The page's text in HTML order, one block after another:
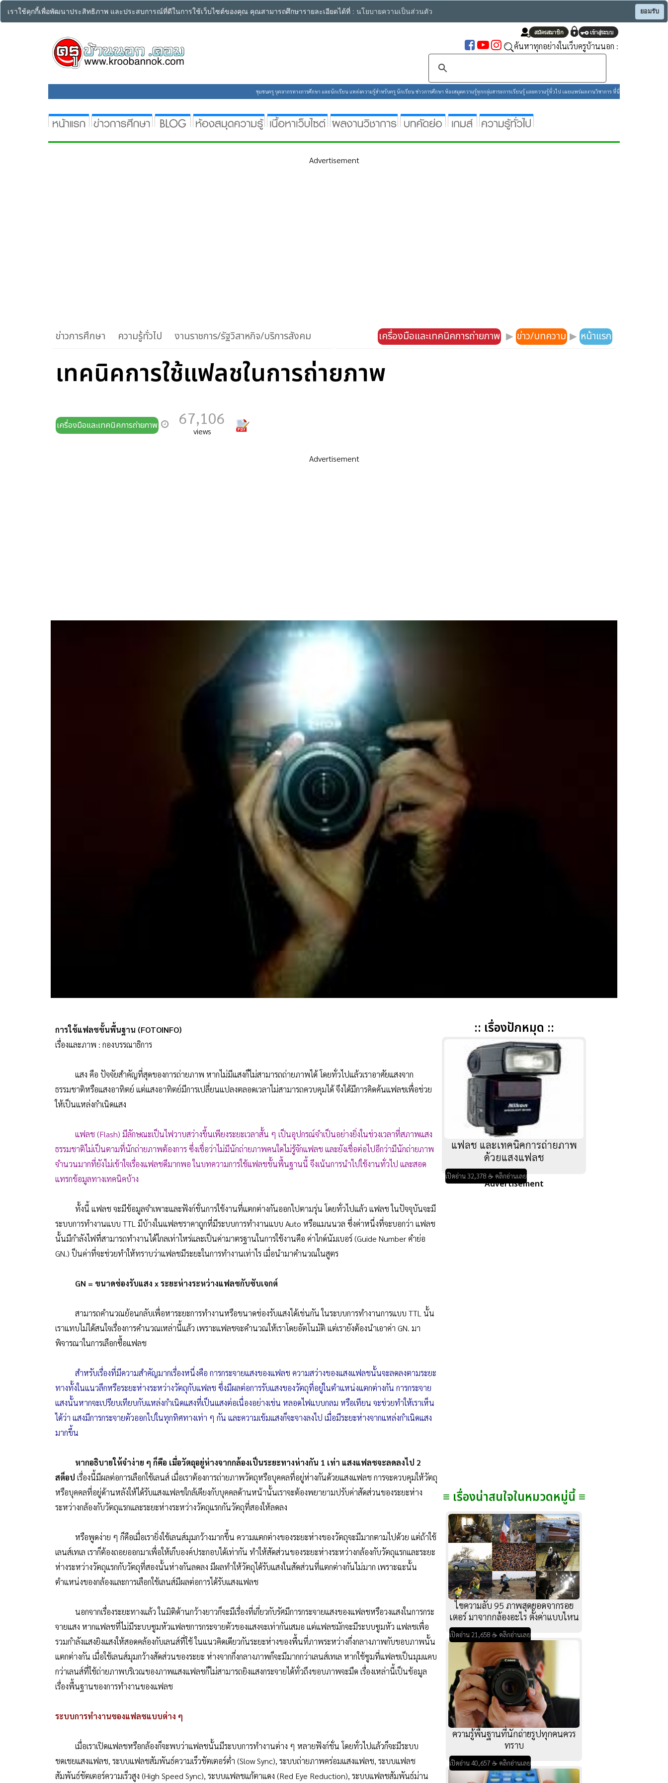
เราใช้คุกกี้เพื่อพัฒนาประสิทธิภาพ และประสบการณ์ที่ดีในการใช้เว็บไซต์ของคุณ คุณสามารถศึกษารายละเอียดได้ที่ : นโยบายความเป็นส่วนตัว ยอมรับ
ค้นหาทุกอย่างในเว็บครูบ้านนอก :
ชุมชนครู บุคลากรทางการศึกษา และนักเรียน แหล่งความรู้สำหรับครู นักเรียน ข่าวการศึกษา ห้องสมุดความรู้ทุกกลุ่มสาระการเรียนรู้ และความรู้ทั่วไป เผยแพร่ผลงานวิชาการ ที่นี่
Advertisement
ข่าวการศึกษา ความรู้ทั่วไป งานราชการ/รัฐวิสาหกิจ/บริการสังคม เครื่องมือและเทคนิคการถ่ายภาพ ▶ ข่าว/บทความ ▶ หน้าแรก
เทคนิคการใช้แฟลชในการถ่ายภาพ
เครื่องมือและเทคนิคการถ่ายภาพ 67,106
views
Advertisement
การใช้แฟลชขั้นพื้นฐาน (FOTOINFO)
เรื่องและภาพ : กองบรรณาธิการ
แสง คือ ปัจจัยสำคัญที่สุดของการถ่ายภาพ หากไม่มีแสงก็ไม่สามารถถ่ายภาพได้ โดยทั่วไปแล้วเราอาศัยแสงจาก
ธรรมชาติหรือแสงอาทิตย์ แต่แสงอาทิตย์มีการเปลี่ยนแปลงตลอดเวลาไม่สามารถควบคุมได้ จึงได้มีการคิดค้นแฟลชเพื่อช่วย
ให้เป็นแหล่งกำเนิดแสง
แฟลช (Flash) มีลักษณะเป็นไฟวาบสว่างขึ้นเพียงระยะเวลาสั้น ๆ เป็นอุปกรณ์จำเป็นอย่างยิ่งในช่วงเวลาที่สภาพแสง
ธรรมชาติไม่เป็นตามที่นักถ่ายภาพต้องการ ซึ่งเชื่อว่าไม่มีนักถ่ายภาพคนใดไม่รู้จักแฟลช และยังเชื่อต่อไปอีกว่ามีนักถ่ายภาพ
จำนวนมากที่ยังไม่เข้าใจเรื่องแฟลชดีมากพอ ในบทความการใช้แฟลชขั้นพื้นฐานนี้ จึงเน้นการนำไปใช้งานทั่วไป และสอด
แทรกข้อมูลทางเทคนิคบ้าง
ทั้งนี้ แฟลช จะมีข้อมูลจำเพาะและฟังก์ชั่นการใช้งานที่แตกต่างกันออกไปตามรุ่น โดยทั่วไปแล้ว แฟลช ในปัจจุบันจะมี
ระบบการทำงานแบบ TTL มีบ้างในแฟลชราคาถูกที่มีระบบการทำงานแบบ Auto หรือแมนนวล ซึ่งค่าหนึ่งที่จะบอกว่า แฟลช
นั้นมีกำลังไฟที่สามารถทำงานได้ไกลเท่าไหร่และเป็นค่ามาตรฐานในการใช้งานคือ ค่าไกด์นัมเบอร์ (Guide Number คำย่อ
GN.) ป็นค่าที่จะช่วยทำให้ทราบว่าแฟลชมีระยะในการทำงานเท่าไร เมื่อนำมาคำนวณในสูตร
GN = ขนาดช่องรับแสง x ระยะห่างระหว่างแฟลชกับซับเจกต์
สามารถคำนวณย้อนกลับเพื่อหาระยะการทำงานหรือขนาดช่องรับแสงได้เช่นกัน ในระบบการทำงานการแบบ TTL นั้น
เราแทบไม่ได้สนใจเรื่องการคำนวณเหล่านี้แล้ว เพราะแฟลชจะคำนวณให้เราโดยอัตโนมัติ แต่เรายังต้องนำเอาค่า GN. มา
พิจารณาในการเลือกซื้อแฟลช
สำหรับเรื่องที่มีความสำคัญมากเรื่องหนึ่งคือ การกระจายแสงของแฟลช ความสว่างของแสงแฟลชนั้นจะลดลงตามระยะ
ทางทั้งในแนวลึกหรือระยะห่างระหว่างวัตถุกับแฟลช ซึ่งมีผลต่อการรับแสงของวัตถุที่อยู่ในตำแหน่งแตกต่างกัน การกระจาย
แสงนั้นหากจะเปรียบเทียบกับแหล่งกำเนิดแสงที่เป็นแสงต่อเนื่องอย่างเช่น หลอดไฟแบบกลม หรือเทียน จะช่วยทำให้เราเห็น
ได้ว่า แสงมีการกระจายตัวออกไปในทุกทิศทางเท่า ๆ กัน และความเข้มแสงก็จะจางลงไป เมื่อมีระยะห่างจากแหล่งกำเนิดแสง
มากขึ้น
หากอธิบายให้จำง่าย ๆ ก็คือ เมื่อวัตถุอยู่ห่างจากกล้องเป็นระยะทางห่างกัน 1 เท่า แสงแฟลชจะลดลงไป 2
สต็อป เรื่องนี้มีผลต่อการเลือกใช้เลนส์ เมื่อเราต้องการถ่ายภาพวัตถุหรือบุคคลที่อยู่ห่างกันด้วยแสงแฟลช การจะควบคุมให้วัตถุ
หรือบุคคลที่อยู่ด้านหลังให้ได้รับแสงแฟลชใกล้เคียงกับบุคคลด้านหน้านั้นเราจะต้องพยายามปรับค่าสัดส่วนของระยะห่าง
ระหว่างกล้องกับวัตถุแรกและระยะห่างระหว่างวัตถุแรกกันวัตถุที่สองให้ลดลง
หรือพูดง่าย ๆ ก็คือเมื่อเรายิ่งใช้เลนส์มุมกว้างมากขึ้น ความแตกต่างของระยะห่างของวัตถุจะมีมากตามไปด้วย แต่ถ้าใช้
เลนส์เทเล เราก็ต้องถอยออกมาเพื่อให้เก็บองค์ประกอบได้เท่ากัน ทำให้สัดส่วนของระยะห่างระหว่างกล้องกับวัตถุแรกและระยะ
ห่างระหว่างวัตถุแรกกับวัตถุที่สองนั้นห่างกันลดลง มีผลทำให้วัตถุได้รับแสงในสัดส่วนที่แตกต่างกันไม่มาก เพราะฉะนั้น
ตำแหน่งของกล้องและการเลือกใช้เลนส์มีผลต่อการได้รับแสงแฟลช
นอกจากเรื่องระยะทางแล้ว ในมิติด้านกว้างยาวก็จะมีเรื่องที่เกี่ยวกับรัศมีการกระจายแสงของแฟลชหรือวงแสงในการกระ
จายแสง หากแฟลชที่ไม่มีระบบซูมหัวแฟลชการกระจายตัวของแสงจะเท่ากันเสมอ แต่แฟลชมักจะมีระบบซูมหัว แฟลชเพื่อ
รวมกำลังแสงยิงแสงให้สอดคล้องกับเลนส์ที่ใช้ ในแนวคิดเดียวกันระยะห่างของพื้นที่ภาพระหว่างกึ่งกลางภาพกับขอบภาพนั้น
แตกต่างกัน เมื่อใช้เลนส์มุมกว้างสัดส่วนของระยะ ห่างจากกึ่งกลางภาพก็จะมีมากกว่าเลนส์เทเล หากใช้ซูมที่แฟลชเป็นมุมแคบ
กว่าเลนส์ที่ใช้ถ่ายภาพบริเวณของภาพแสงแฟลชก็ไม่สามารถยิงแสงกระจายได้ทั่วถึงขอบภาพจะมืด เรื่องเหล่านี้เป็นข้อมูล
เรื่องพื้นฐานของการทำงานของแฟลช
ระบบการทำงานของแฟลชแบบต่าง ๆ
เมื่อเราเปิดแฟลชหรือกล้องก็จะพบว่าแฟลชนั้นมีระบบการทำงานต่าง ๆ หลายฟังก์ชั่น โดยทั่วไปแล้วก็จะมีระบบ
ชดเชยแสงแฟลช, ระบบแฟลชสัมพันธ์ความเร็วชัตเตอร์ต่ำ (Slow Sync), ระบบถ่ายภาพคร่อมแสงแฟลช, ระบบแฟลช
สัมพันธ์ชัตเตอร์ความเร็วสูง (High Speed Sync), ระบบแฟลชแก้ตาแดง (Red Eye Reduction), ระบบแฟลชสัมพันธ์ม่าน
:: เรื่องปักหมุด ::
แฟลช และเทคนิคการถ่ายภาพ
ด้วยแสงแฟลช
เปิดอ่าน 32,378 ☕ คลิกอ่านเลย
Advertisement
≡ เรื่องน่าสนใจในหมวดหมู่นี้ ≡
ไขความลับ 95 ภาพสุดยอดจากรอย
เตอร์ มาจากกล้องอะไร ตั้งค่าแบบไหน
เปิดอ่าน 21,658 ☕ คลิกอ่านเลย
ความรู้พื้นฐานที่นักถ่ายรูปทุกคนควร
ทราบ
เปิดอ่าน 40,657 ☕ คลิกอ่านเลย